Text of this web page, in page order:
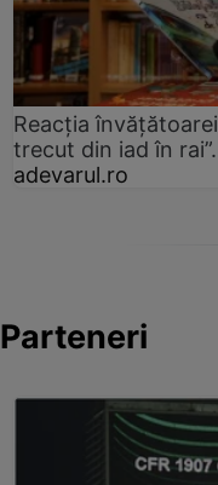
Reacția
trecut din iad în
adevarul.ro
Parteneri